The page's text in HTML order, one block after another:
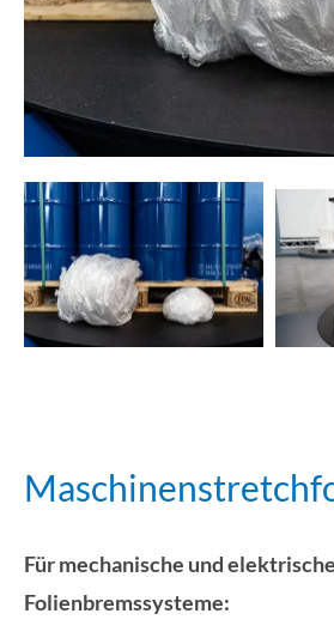
Für mechanische und elektrische
Folienbremssysteme: